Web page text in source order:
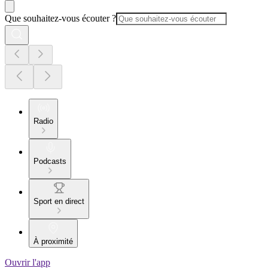
Que souhaitez-vous écouter ?
Radio
Podcasts
Sport en direct
À proximité
Ouvrir l'app